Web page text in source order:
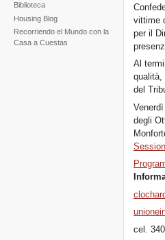
Biblioteca
Housing Blog
Recorriendo el Mundo con la
Casa a Cuestas
vittime
per il
Al
qualità,
del
degli
cel.